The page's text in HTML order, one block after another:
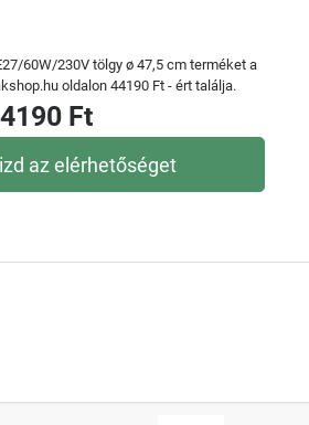
60W/230V tölgy ø 47,5 cm terméket a
oldalon 44190 Ft - ért találja.
Ft
az elérhetőséget